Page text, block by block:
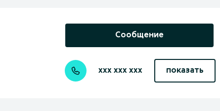
Сообщение
xxx xxx xxx показать